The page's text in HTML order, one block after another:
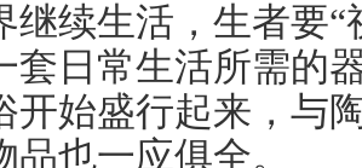
继续生活，生者要
套日常生活所需的
开始盛行起来，与
也一应俱全。